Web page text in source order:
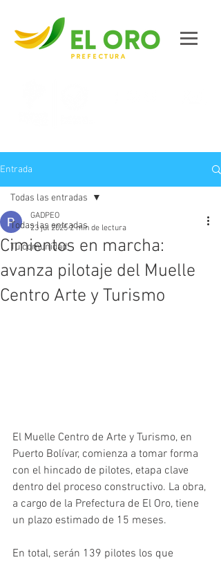
Entrada
Todas las entradas
Tu comunidad
Todas las entradas
Cimientos en marcha:
avanza pilotaje del Muelle
Centro Arte y Turismo
GADPEO
23 jul 2025 2 min de lectura
El Muelle Centro de Arte y Turismo, en
Puerto Bolívar, comienza a tomar forma
con el hincado de pilotes, etapa clave
dentro del proceso constructivo. La obra,
a cargo de la Prefectura de El Oro, tiene
un plazo estimado de 15 meses.
En total, serán 139 pilotes los que